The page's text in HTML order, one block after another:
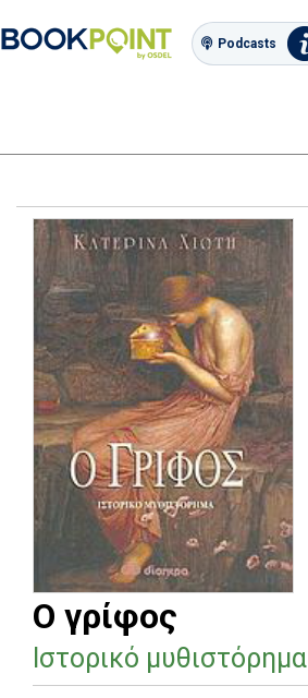
Podcasts
Ο γρίφος
Ιστορικό μυθιστόρημα